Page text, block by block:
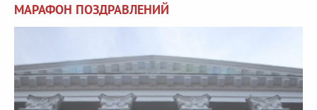
МАРАФОН ПОЗДРАВЛЕНИЙ